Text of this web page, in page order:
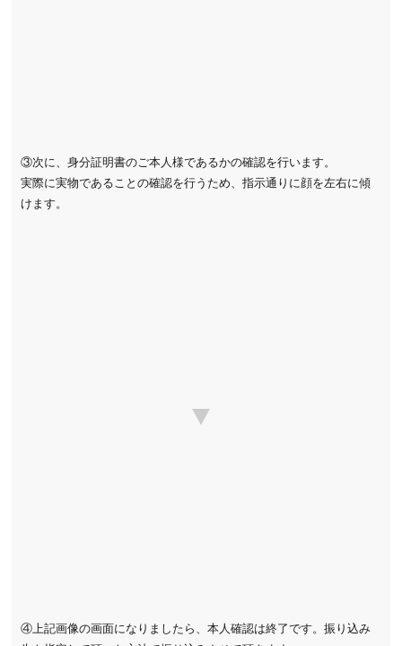
③次に、身分証明書のご本人様であるかの確認を行います。
実際に実物であることの確認を行うため、指示通りに顔を左右に傾
けます。
④上記画像の画面になりましたら、本人確認は終了です。振り込み